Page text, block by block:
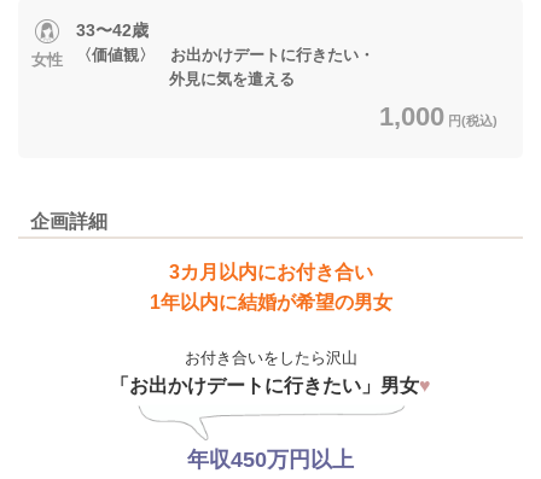
女性
33〜42歳
〈価値観〉 お出かけデートに行きたい・
外見に気を遣える
1,000 円(税込)
企画詳細
3カ月以内にお付き合い
1年以内に結婚が希望の男女
お付き合いをしたら沢山
「お出かけデートに行きたい」男女♥
年収450万円以上